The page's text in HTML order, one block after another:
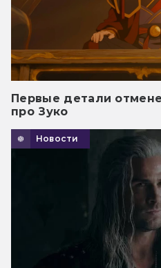
Первые детали
про Зуко
Новости